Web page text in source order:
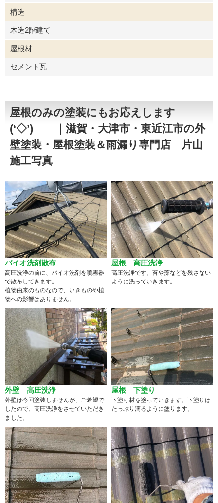
構造
木造2階建て
屋根材
セメント瓦
屋根のみの塗装にもお応えします
(‘◇’)ゞ ｜滋賀・大津市・東近江市の外
壁塗装・屋根塗装＆雨漏り専門店 片山
施工写真
バイオ洗剤散布
高圧洗浄の前に、バイオ洗剤を噴霧器
で散布してきます。
植物由来のものなので、いきものや植
物への影響はありません。
屋根 高圧洗浄
高圧洗浄です。苔や藻などを残さない
ように洗っていきます。
外壁 高圧洗浄
外壁は今回塗装しませんが、ご希望で
したので、高圧洗浄をさせていただき
ました。
屋根 下塗り
下塗り材を塗っていきます。下塗りは
たっぷり滴るように塗ります。